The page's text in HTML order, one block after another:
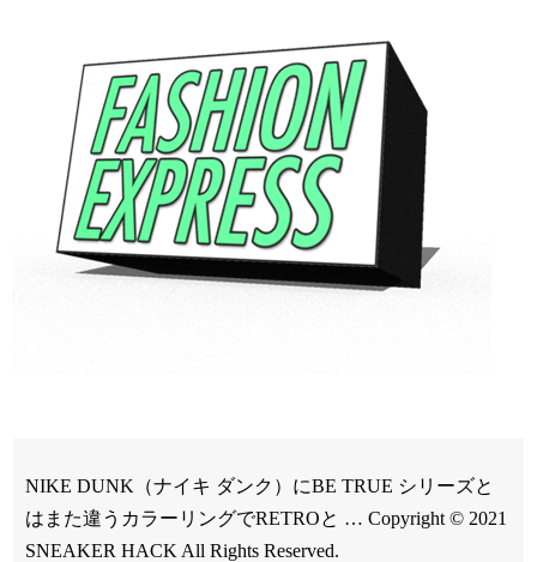
NIKE DUNK（ナイキ ダンク）にBE TRUE シリーズと
はまた違うカラーリングでRETROと … Copyright © 2021
SNEAKER HACK All Rights Reserved.